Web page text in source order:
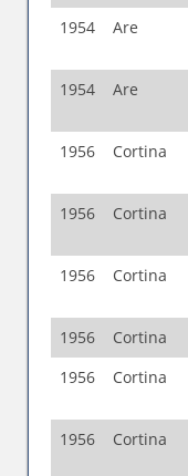
1954 Are
1954
Are
1956
Cortina
1956 Cortina
1956 Cortina
1956 Cortina
1956
Cortina
1956
Cortina